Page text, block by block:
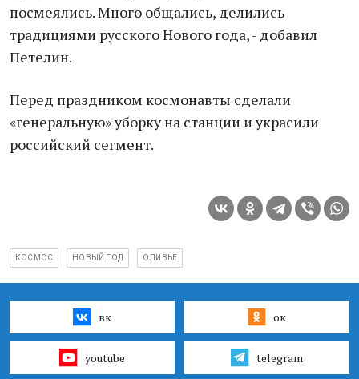
посмеялись. Много общались, делились
традициями русского Нового года, - добавил
Петелин.
Перед праздником космонавты сделали
«генеральную» уборку на станции и украсили
российский сегмент.
КОСМОС НОВЫЙ ГОД ОЛИВЬЕ
вк ок
youtube telegram